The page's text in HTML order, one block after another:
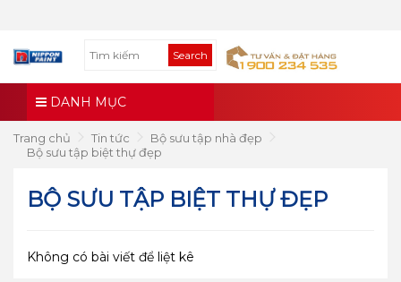
Search
DANH MỤC
Trang chủ Tin tức
Bộ sưu tập nhà đẹp
Bộ sưu tập biệt thự đẹp
BỘ SƯU TẬP BIỆT THỰ ĐẸP
Không có bài viết để liệt kê